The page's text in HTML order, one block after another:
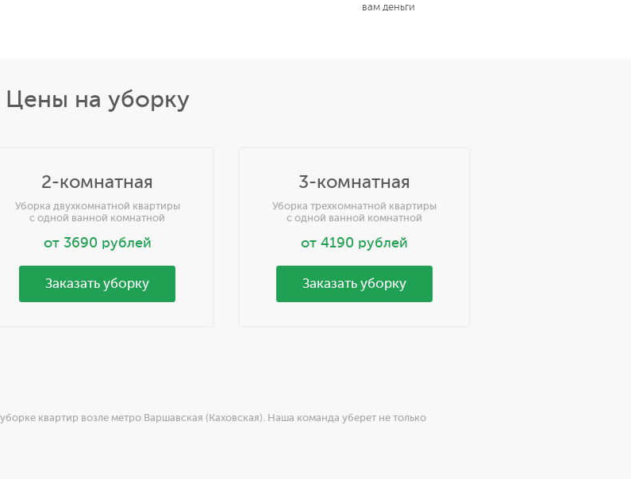
вам деньги
Цены на уборку
2-комнатная
Уборка двухкомнатной квартиры
с одной ванной комнатной
от 3690 рублей
Заказать уборку
3-комнатная
Уборка трехкомнатной квартиры
с одной ванной комнатной
от 4190 рублей
Заказать уборку
квартир возле метро Варшавская (Каховская). Наша команда уберет не только